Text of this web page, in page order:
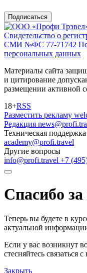
Подписаться
Свидетельство о
СМИ №ФС 77-71742
персональных данных
Материалы сайта
и цитирование
размещении активной
18+RSS
Разместить рекламу
Редакция
Техническая поддержка
academy@profi.travel
Другие вопросы
info@profi.travel +7
Спасибо
Теперь вы будете в
актуальной
Если у вас возникнут
стесняйтесь связаться
Закрыть